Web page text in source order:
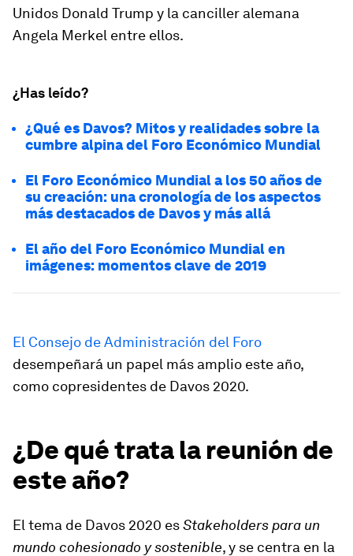
Unidos Donald Trump y la canciller alemana
Angela Merkel entre ellos.
¿Has leído?
¿Qué es Davos? Mitos y realidades sobre la
cumbre alpina del Foro Económico Mundial
El Foro Económico Mundial a los 50 años de
su creación: una cronología de los aspectos
más destacados de Davos y más allá
El año del Foro Económico Mundial en
imágenes: momentos clave de 2019
El Consejo de Administración del Foro
desempeñará un papel más amplio este año,
como copresidentes de Davos 2020.
¿De qué trata la reunión de
este año?
El tema de Davos 2020 esStakeholders para un
mundo cohesionado y sostenible, y se centra en la